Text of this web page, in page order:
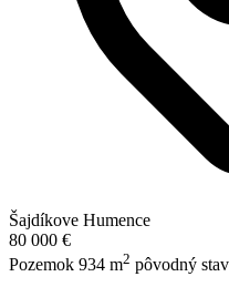
Šajdíkove Humence
80 000 €
Pozemok 934 m2 pôvodný stav